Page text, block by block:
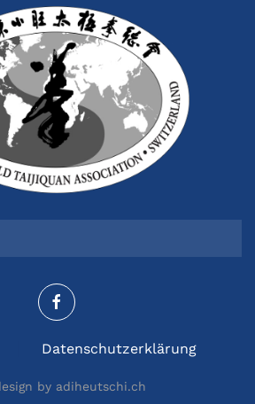
Datenschutzerklärung
by adiheutschi.ch